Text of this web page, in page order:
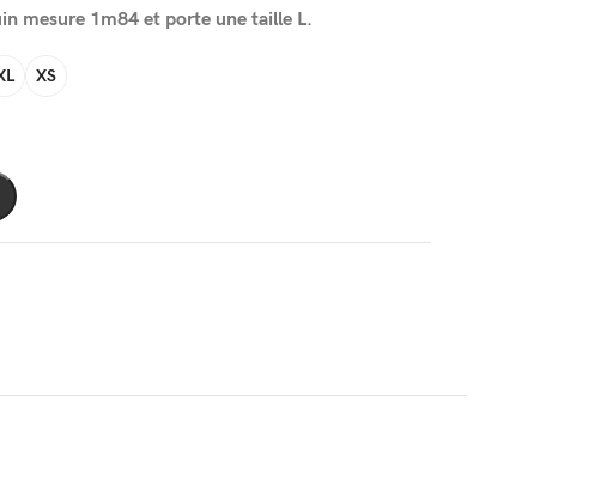
mesure 1m84 et porte une taille L.
XS